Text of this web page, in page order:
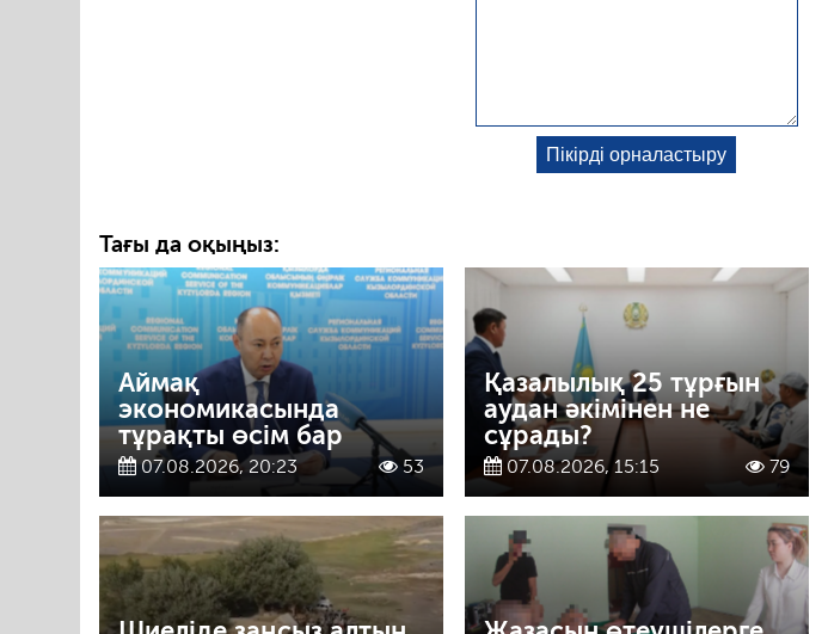
Тағы да оқыңыз:
Аймақ
экономикасында
тұрақты өсім бар
07.08.2026, 20:23 53
Қазалылық 25 тұрғын
аудан әкімінен не
сұрады?
07.08.2026, 15:15 79